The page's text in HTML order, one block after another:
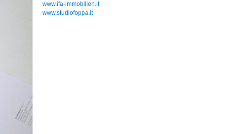
www.ifa-immobilien.it
www.studiofoppa.it